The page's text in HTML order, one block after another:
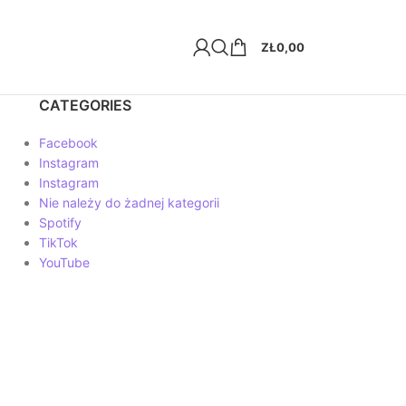
ZŁ0,00
CATEGORIES
Facebook
Instagram
Instagram
Nie należy do żadnej kategorii
Spotify
TikTok
YouTube